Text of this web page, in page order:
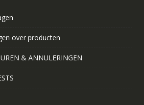
over producten
& ANNULERINGEN